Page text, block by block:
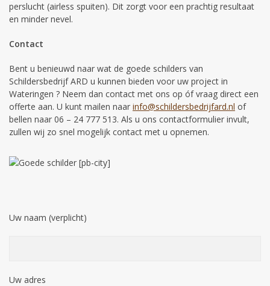
perslucht (airless spuiten). Dit zorgt voor een prachtig resultaat
en minder nevel.
Contact
Bent u benieuwd naar wat de goede schilders van
Schildersbedrijf ARD u kunnen bieden voor uw project in
Wateringen ? Neem dan contact met ons op óf vraag direct een
offerte aan. U kunt mailen naar info@schildersbedrijfard.nl of
bellen naar 06 – 24 777 513. Als u ons contactformulier invult,
zullen wij zo snel mogelijk contact met u opnemen.
Uw naam (verplicht)
Uw adres